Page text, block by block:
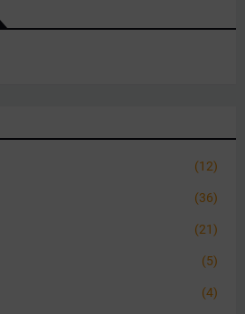
(12)
(36)
(21)
(5)
(4)